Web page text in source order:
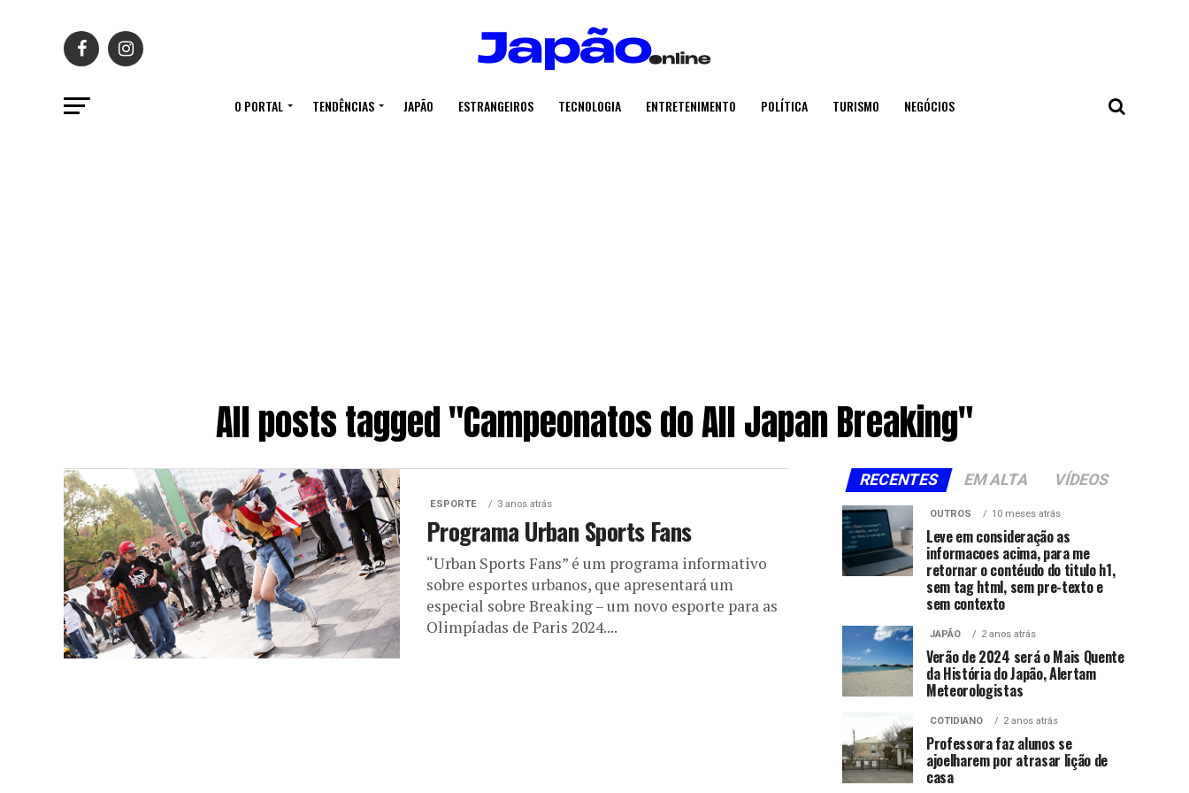
O PORTAL TENDÊNCIAS JAPÃO ESTRANGEIROS TECNOLOGIA ENTRETENIMENTO POLÍTICA TURISMO NEGÓCIOS
All posts tagged "Campeonatos do All Japan Breaking"
ESPORTE 3 anos atrás
Programa Urban Sports Fans
“Urban Sports Fans” é um programa informativo
sobre esportes urbanos, que apresentará um
especial sobre Breaking – um novo esporte para as
Olimpíadas de Paris 2024....
RECENTES EM ALTA VÍDEOS
OUTROS 10 meses atrás
Leve em consideração as
informacoes acima, para me
retornar o contéudo do titulo h1,
sem tag html, sem pre-texto e
sem contexto
JAPÃO 2 anos atrás
Verão de 2024 será o Mais Quente
da História do Japão, Alertam
Meteorologistas
COTIDIANO 2 anos atrás
Professora faz alunos se
ajoelharem por atrasar lição de
casa